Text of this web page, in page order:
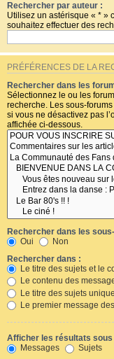
Rechercher par auteur :
Utilisez un astérisque « * »
souhaitez effectuer des
PRÉFÉRENCES DE LA
Rechercher dans les
Sélectionnez le ou les
recherche. Les sous-
si vous ne désactivez pas
affichée ci-dessous.
Rechercher dans les
Oui
Non
Rechercher dans :
Le titre des sujets et le
Le contenu des
Le titre des sujets
Le premier message
Afficher les résultats sous
Messages
Sujets